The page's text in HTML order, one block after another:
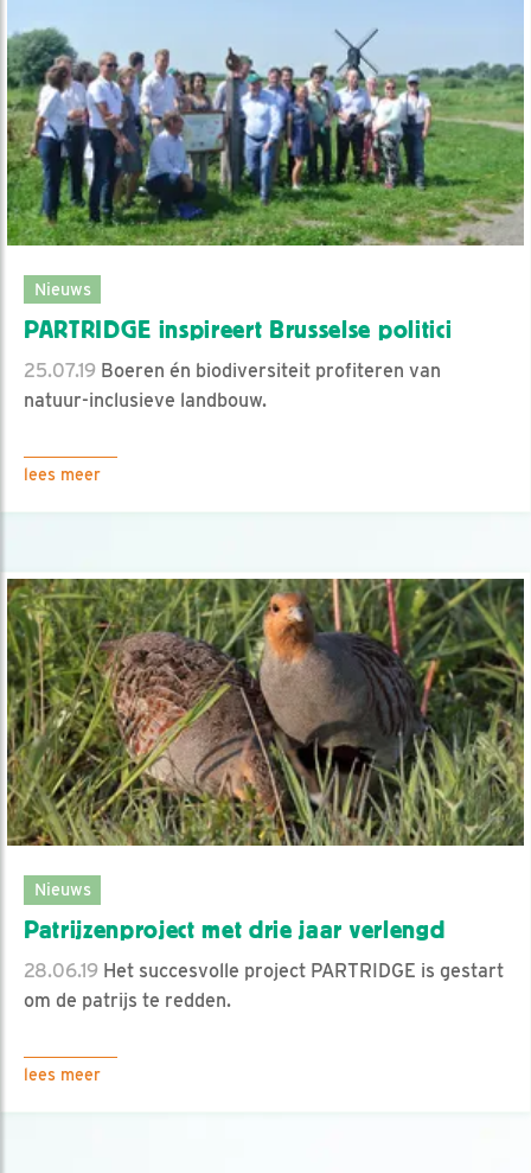
Nieuws
PARTRIDGE inspireert Brusselse politici
25.07.19 Boeren én biodiversiteit profiteren van
natuur-inclusieve landbouw.
lees meer
Nieuws
Patrijzenproject met drie jaar verlengd
28.06.19 Het succesvolle project PARTRIDGE is gestart
om de patrijs te redden.
lees meer